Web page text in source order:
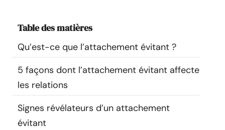
Ressources
Communauté
Trouver un thérapeute
Langue
Table des matières
Qu’est-ce que l’attachement évitant ?
5 façons dont l’attachement évitant affecte
les relations
Signes révélateurs d’un attachement
évitant